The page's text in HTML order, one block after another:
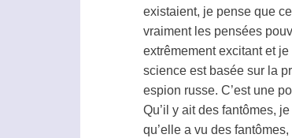
existaient, je pense que
vraiment les pensées
extrêmement excitant et
science est basée sur la
espion russe. C’est une
Qu’il y ait des fantômes,
qu’elle a vu des